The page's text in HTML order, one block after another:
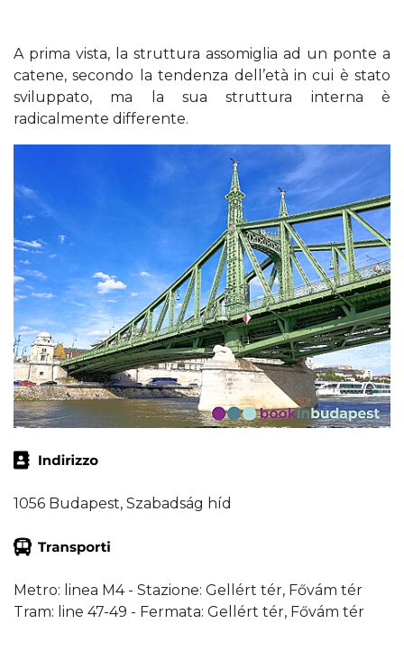
A prima vista, la struttura assomiglia ad un ponte a
catene, secondo la tendenza dell’età in cui è stato
sviluppato, ma la sua struttura interna è
radicalmente differente.
1056 Budapest, Szabadság híd
Metro: linea M4 - Stazione: Gellért tér, Fővám tér
Tram: line 47-49 - Fermata: Gellért tér, Fővám tér